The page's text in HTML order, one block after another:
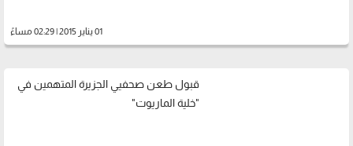
01 يناير 2015 | 02:29 مساءً
قبول طعن صحفيي الجزيرة المتهمين في
"خلية الماريوت"